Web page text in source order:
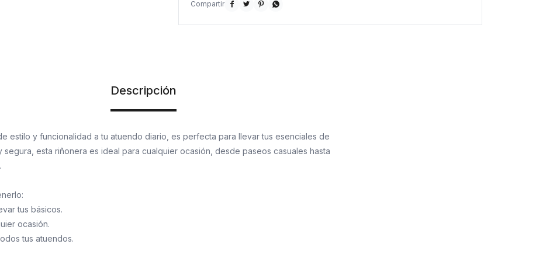
   
Descripción
estilo y funcionalidad a tu atuendo diario, es perfecta para llevar tus esenciales de
segura, esta riñonera es ideal para cualquier ocasión, desde paseos casuales hasta
tus básicos.
ocasión.
tus atuendos.